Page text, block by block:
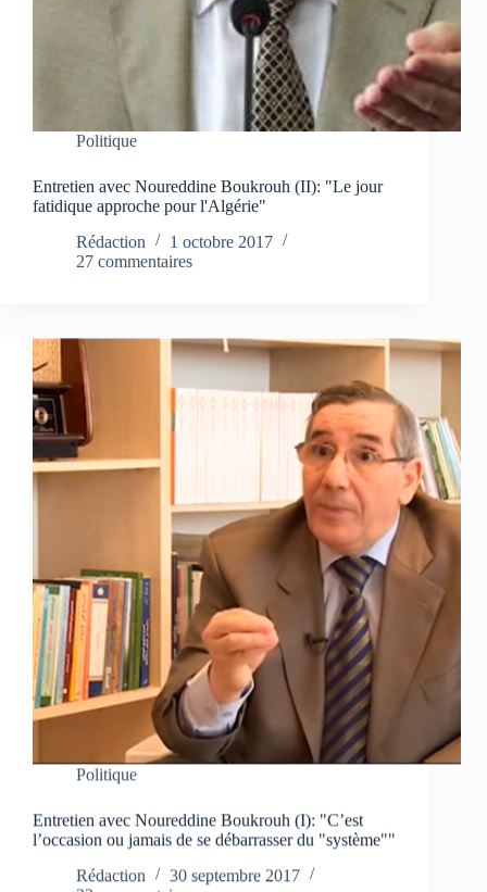
Politique
Entretien avec Noureddine Boukrouh (II): "Le jour
fatidique approche pour l'Algérie"
Rédaction
1 octobre 2017
27 commentaires
Politique
Entretien avec Noureddine Boukrouh (I): "C’est
l’occasion ou jamais de se débarrasser du "système""
Rédaction
30 septembre 2017